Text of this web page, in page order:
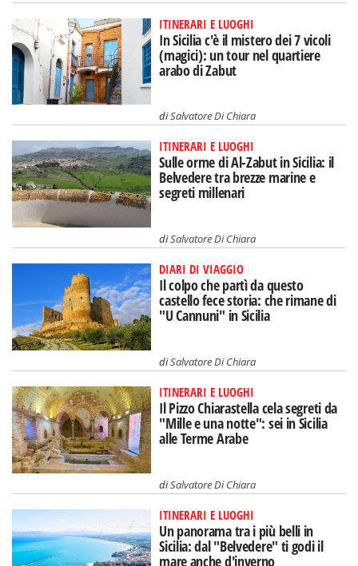
ITINERARI E LUOGHI
In Sicilia c'è il mistero dei 7 vicoli
(magici): un tour nel quartiere
arabo di Zabut
diSalvatore Di Chiara
ITINERARI E LUOGHI
Sulle orme di Al-Zabut in Sicilia: il
Belvedere tra brezze marine e
segreti millenari
diSalvatore Di Chiara
DIARI DI VIAGGIO
Il colpo che partì da questo
castello fece storia: che rimane di
"U Cannuni" in Sicilia
diSalvatore Di Chiara
ITINERARI E LUOGHI
Il Pizzo Chiarastella cela segreti da
"Mille e una notte": sei in Sicilia
alle Terme Arabe
diSalvatore Di Chiara
ITINERARI E LUOGHI
Un panorama tra i più belli in
Sicilia: dal "Belvedere" ti godi il
mare anche d'inverno